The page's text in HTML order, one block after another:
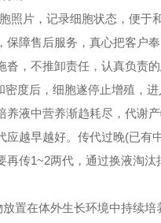
照片，记录细胞状态，便于
障售后服务，真心把客户
，不推卸责任，认真负责的
度后，细胞遂停止增殖，
液中营养渐趋耗尽，代谢
应越早越好。传代过晚(已
传1~2两代，通过换液淘
置在体外生长环境中持续